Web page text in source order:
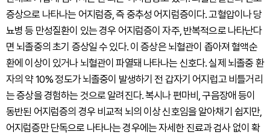
증상으로 나타나는 어지럼증, 즉 중추성 어지럼증이다. 고혈압이나 당
뇨병 등 만성질환이 있는 경우 어지럼증이 자주, 반복적으로 나타난다
면 뇌졸중의 초기 증상일 수 있다. 이 증상은 뇌혈관이 좁아져 혈액순
환에 이상이 있거나 뇌혈관이 파열돼 나타나는 신호다. 실제 뇌졸중 환
자의 약 10% 정도가 뇌졸중이 발생하기 전 갑자기 어지럽고 비틀거리
는 증상을 경험하는 것으로 알려진다. 복시나 편마비, 구음장애 등이
동반된 어지럼증의 경우 비교적 뇌의 이상 신호임을 알아채기 쉽지만,
어지럼증만 단독으로 나타나는 경우에는 자세한 진료과 검사 없이 확